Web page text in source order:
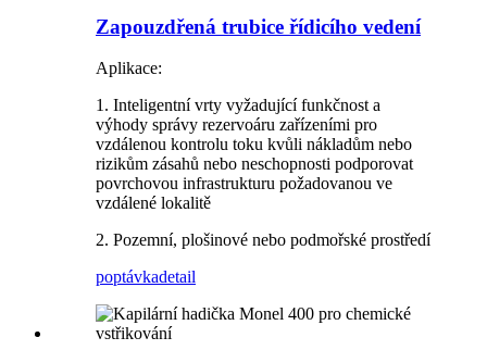
Zapouzdřená trubice řídicího vedení
Aplikace:
1. Inteligentní vrty vyžadující funkčnost a
výhody správy rezervoáru zařízeními pro
vzdálenou kontrolu toku kvůli nákladům nebo
rizikům zásahů nebo neschopnosti podporovat
povrchovou infrastrukturu požadovanou ve
vzdálené lokalitě
2. Pozemní, plošinové nebo podmořské prostředí
poptávkadetail